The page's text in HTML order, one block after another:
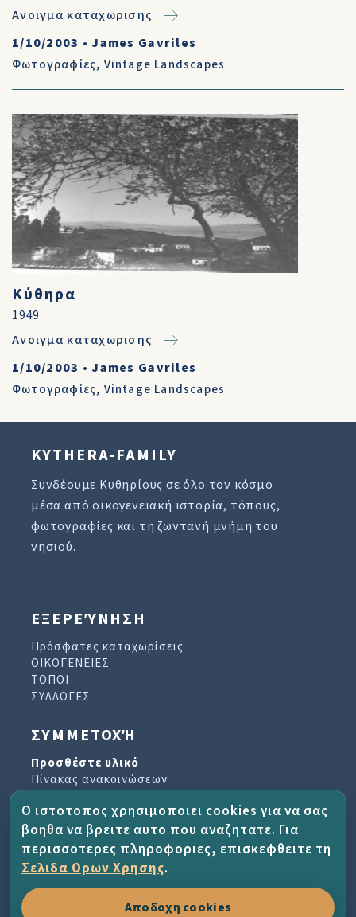
Ανοιγμα καταχωρισης
1/10/2003 • James Gavriles
Φωτογραφίες, Vintage Landscapes
Κύθηρα
1949
Ανοιγμα καταχωρισης
1/10/2003 • James Gavriles
Φωτογραφίες, Vintage Landscapes
KYTHERA-FAMILY
Συνδέουμε Κυθηρίους σε όλο τον κόσμο
μέσα από οικογενειακή ιστορία, τόπους,
φωτογραφίες και τη ζωντανή μνήμη του
νησιού.
ΕΞΕΡΕΎΝΗΣΗ
Πρόσφατες καταχωρίσεις
ΟΙΚΟΓΕΝΕΙΕΣ
ΤΟΠΟΙ
ΣΥΛΛΟΓΕΣ
ΣΥΜΜΕΤΟΧΉ
Προσθέστε υλικό
Πίνακας ανακοινώσεων
Αρχείο ενημερωτικών δελτίων
ΈΡΓΟ ΚΑΙ ΒΟΉΘΕΙΑ
Σχετικά με το έργο
Συχνές ερωτήσεις
Ο ιστοτοπος χρησιμοποιει cookies για να σας
βοηθα να βρειτε αυτο που αναζητατε. Για
περισσοτερες πληροφοριες, επισκεφθειτε τη
Σελιδα Ορων Χρησης.
Αποδοχη cookies